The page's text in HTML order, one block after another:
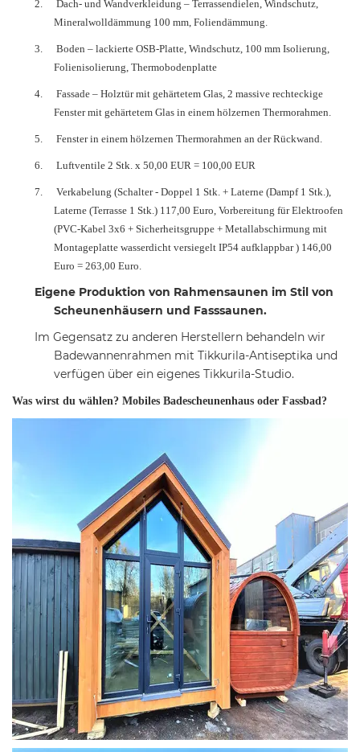
2.
Dach- und Wandverkleidung – Terrassendielen, Windschutz,
Mineralwolldämmung 100 mm, Foliendämmung.
3.
Boden – lackierte OSB-Platte, Windschutz, 100 mm Isolierung,
Folienisolierung, Thermobodenplatte
4.
Fassade – Holztür mit gehärtetem Glas, 2 massive rechteckige
Fenster mit gehärtetem Glas in einem hölzernen Thermorahmen.
5. Fenster in einem hölzernen Thermorahmen an der Rückwand.
6. Luftventile 2 Stk.x 50,00 EUR = 100,00 EUR
7.
Verkabelung (Schalter - Doppel 1 Stk. + Laterne (Dampf 1 Stk.),
Laterne (Terrasse 1 Stk.) 117,00 Euro, Vorbereitung für Elektroofen
(PVC-Kabel 3x6 + Sicherheitsgruppe + Metallabschirmung mit
Montageplatte wasserdicht versiegelt IP54 aufklappbar ) 146,00
Euro = 263,00 Euro.
Eigene Produktion von Rahmensaunen im Stil von
Scheunenhäusern und Fasssaunen.
Im Gegensatz zu anderen Herstellern behandeln wir
Badewannenrahmen mit Tikkurila-Antiseptika und
verfügen über ein eigenes Tikkurila-Studio.
Was wirst du wählen? Mobiles Badescheunenhaus oder Fassbad?